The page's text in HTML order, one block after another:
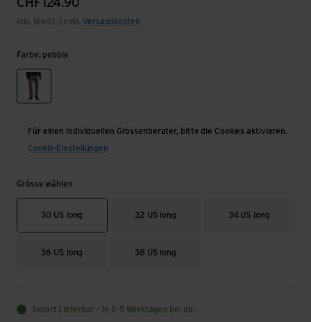
CHF124.90
inkl. MwSt. | exkl. Versandkosten
Farbe: pebble
pebble
Für einen individuellen Grössenberater, bitte die Cookies aktivieren.
Cookie-Einstellungen
Grösse wählen
30 US long 32 US long 34 US long
36 US long 38 US long
Sofort Lieferbar – in 2-5 Werktagen bei dir.